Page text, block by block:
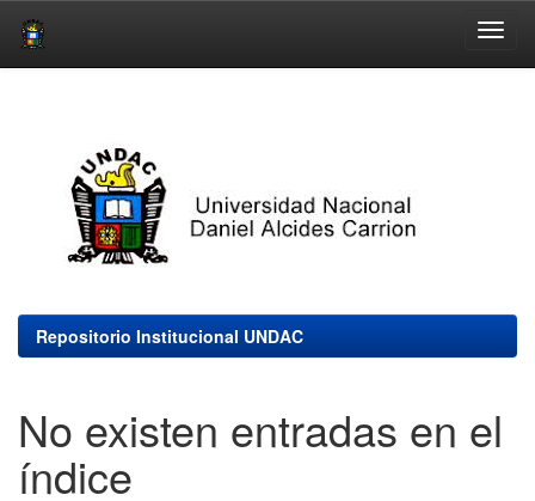
Repositorio Institucional UNDAC
No existen entradas en el
índice